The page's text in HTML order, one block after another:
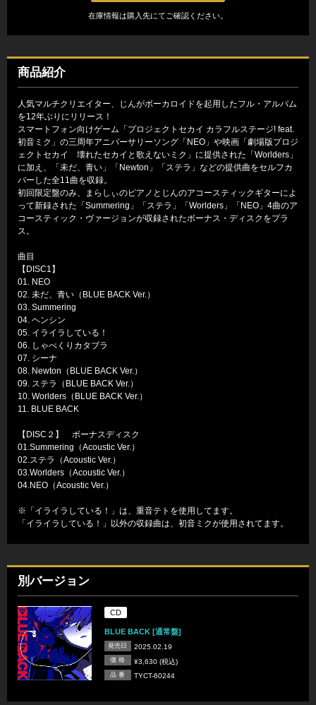
在庫情報は購入先にてご確認ください。
商品紹介
人気マルチクリエイター、じんがボーカロイドを起用したフル・アルバム
を12年ぶりにリリース！
スマートフォン向けゲーム「プロジェクトセカイ カラフルステージ! feat.
初音ミク」の三周年アニバーサリーソング「NEO」や映画「劇場版プロジ
ェクトセカイ 壊れたセカイと歌えないミク」に提供された「Worlders」
に加え、「未だ、青い」「Newton」「ステラ」などの提供曲をセルフカ
バーした全11曲を収録。
初回限定盤のみ、まらしぃのピアノとじんのアコースティックギターによ
って新録された「Summering」「ステラ」「Worlders」「NEO」4曲のア
コースティック・ヴァージョンが収録されたボーナス・ディスクをプラ
ス。
曲目
【DISC1】
01. NEO
02. 未だ、青い（BLUE BACK Ver.）
03. Summering
04. ヘンシン
05. イライラしている！
06. しゃべくりカタブラ
07. シーナ
08. Newton（BLUE BACK Ver.）
09. ステラ（BLUE BACK Ver.）
10. Worlders（BLUE BACK Ver.）
11. BLUE BACK
【DISC２】 ボーナスディスク
01.Summering（Acoustic Ver.）
02.ステラ（Acoustic Ver.）
03.Worlders（Acoustic Ver.）
04.NEO（Acoustic Ver.）
※「イライラしている！」は、重音テトを使用してます。
「イライラしている！」以外の収録曲は、初音ミクが使用されてます。
別バージョン
CD
BLUE BACK [通常盤]
発売日 2025.02.19
価 格 ¥3,630 (税込)
品 番 TYCT-60244